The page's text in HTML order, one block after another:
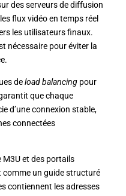
des serveurs de diffusion
flux vidéo en temps réel
les utilisateurs finaux.
nécessaire pour éviter la
deload balancingpour
que chaque
d’une connexion stable,
connectées
M3U et des portails
comme un guide structuré
contiennent les adresses